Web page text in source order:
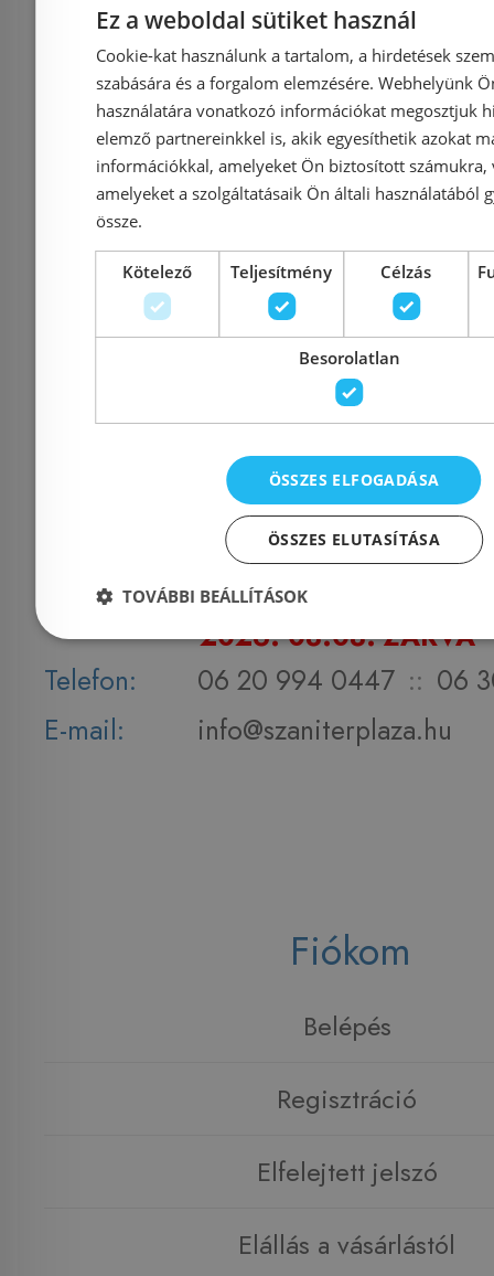
Fizetés
Kapcsolat
Adatvédelmi tájékoztató
Általános Szerződési Feltételek
Impresszum
Elérhetőségek
1135 Budapest, Reitter
56.
Nyitvatartás: Hétfő - Péntek: 9-17 ::
2026. 08.08. ZÁRVA
Telefon:
06 20 994 0447 :: 06
E-mail:
info@szaniterplaza.hu
Fiókom
Belépés
Regisztráció
Elfelejtett jelszó
Elállás a vásárlástól
Ez a weboldal sütiket használ
Cookie-kat használunk a tartalom, a hirdetések
szabására és a forgalom elemzésére. Webhelyünk
használatára vonatkozó információkat megosztjuk
elemző partnereinkkel is, akik egyesíthetik azokat
információkkal, amelyeket Ön biztosított számukra,
amelyeket a szolgáltatásaik Ön általi használatából
össze.
Kötelező Teljesítmény Célzás
Besorolatlan
ÖSSZES ELFOGADÁSA
ÖSSZES ELUTASÍTÁSA
TOVÁBBI BEÁLLÍTÁSOK